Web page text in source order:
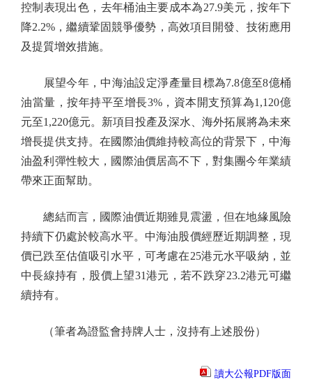
控制表現出色，去年桶油主要成本為27.9美元，按年下
降2.2%，繼續鞏固競爭優勢，高效項目開發、技術應用
及提質增效措施。
展望今年，中海油設定淨產量目標為7.8億至8億桶
油當量，按年持平至增長3%，資本開支預算為1,120億
元至1,220億元。新項目投產及深水、海外拓展將為未來
增長提供支持。在國際油價維持較高位的背景下，中海
油盈利彈性較大，國際油價居高不下，對集團今年業績
帶來正面幫助。
總結而言，國際油價近期雖見震盪，但在地緣風險
持續下仍處於較高水平。中海油股價經歷近期調整，現
價已跌至估值吸引水平，可考慮在25港元水平吸納，並
中長線持有，股價上望31港元，若不跌穿23.2港元可繼
續持有。
（筆者為證監會持牌人士，沒持有上述股份）
讀大公報PDF版面